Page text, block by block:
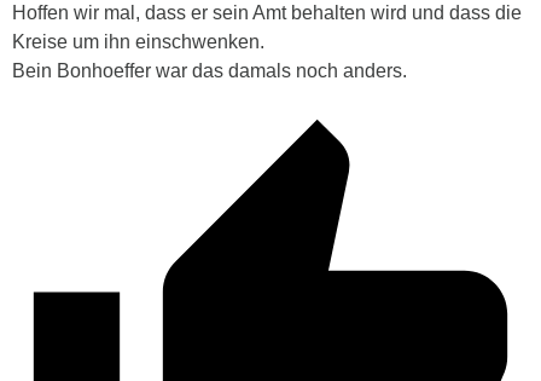
Hoffen wir mal, dass er sein Amt behalten wird und dass die
Kreise um ihn einschwenken.
Bein Bonhoeffer war das damals noch anders.